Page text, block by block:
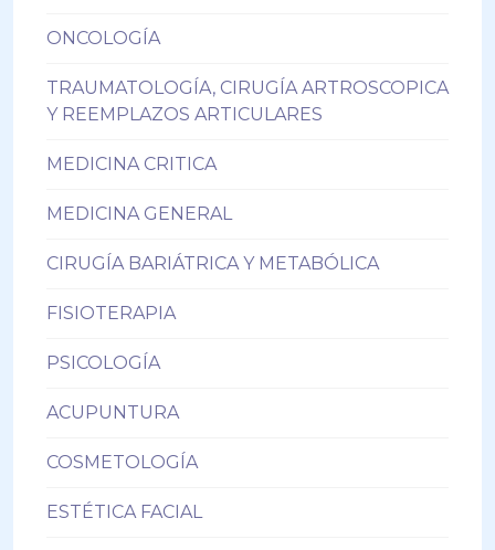
ONCOLOGÍA
TRAUMATOLOGÍA, CIRUGÍA ARTROSCOPICA
Y REEMPLAZOS ARTICULARES
MEDICINA CRITICA
MEDICINA GENERAL
CIRUGÍA BARIÁTRICA Y METABÓLICA
FISIOTERAPIA
PSICOLOGÍA
ACUPUNTURA
COSMETOLOGÍA
ESTÉTICA FACIAL